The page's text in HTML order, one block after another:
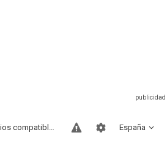
España
Sitios compatibles